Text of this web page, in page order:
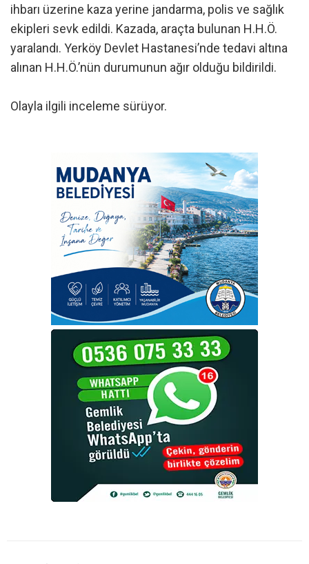
ihbarı üzerine kaza yerine jandarma, polis ve sağlık
ekipleri sevk edildi. Kazada, araçta bulunan H.H.Ö.
yaralandı. Yerköy Devlet Hastanesi’nde tedavi altına
alınan H.H.Ö.’nün durumunun ağır olduğu bildirildi.
Olayla ilgili inceleme sürüyor.